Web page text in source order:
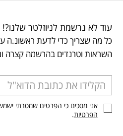
עוד לא נרשמת לניוזלטר שלנו?!
כל מה שצריך כדי לדעת ראשונ.ה
השראות וטרנדים בהרשמה קצרה
אני מסכים כי הפרטים שמסרתי
הפרטיות.